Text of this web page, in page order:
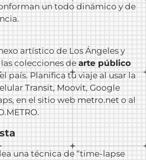
un todo dinámico y de
artístico de Los Ángeles y
colecciones de arte público
país. Planifica tu viaje al usar la
Transit, Moovit, Google
en el sitio web metro.net o al
una técnica de “time-lapse